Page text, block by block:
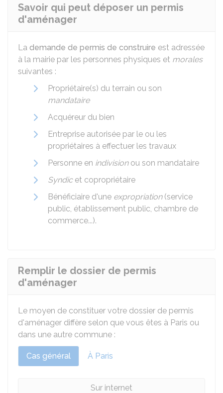
Savoir qui peut déposer un permis
d'aménager
La demande de permis de construire est adressée
à la mairie par les personnes physiques et morales
suivantes :
Propriétaire(s) du terrain ou son
mandataire
Acquéreur du bien
Entreprise autorisée par le ou les
propriétaires à effectuer les travaux
Personne en indivisionou son mandataire
Syndic et copropriétaire
Bénéficiaire d'une expropriation(service
public, établissement public, chambre de
commerce...).
Remplir le dossier de permis
d'aménager
Le moyen de constituer votre dossier de permis
d'aménager diffère selon que vous êtes à Paris ou
dans une autre commune :
Cas général À Paris
Sur internet